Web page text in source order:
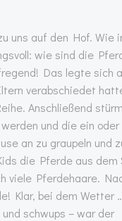
uns auf den Hof. Wie
wie sind die
Das legte sich
verabschiedet
Anschließend
und die ein oder
an zu graupeln und
die Pferde aus dem
viele Pferdehaare.
Klar, bei dem Wetter
schwups – war der